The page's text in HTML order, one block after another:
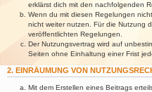
erklärst dich mit den nachfolgenden
Wenn du mit diesen Regelungen
nicht weiter nutzen. Für die Nutzung
veröffentlichten Regelungen.
Der Nutzungsvertrag wird auf
Seiten ohne Einhaltung einer Frist
2. EINRÄUMUNG VON
Mit dem Erstellen eines Beitrags